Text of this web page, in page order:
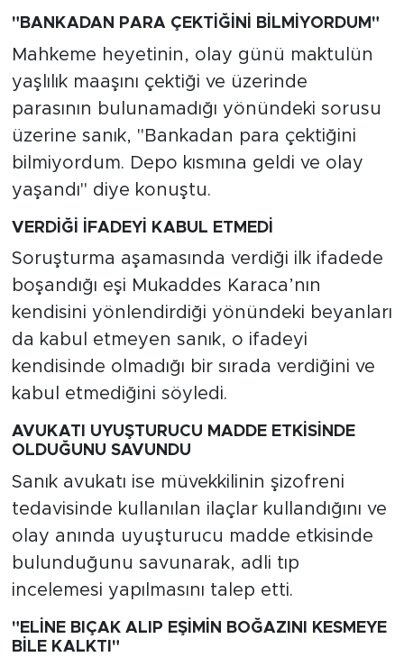
"BANKADAN PARA ÇEKTİĞİNİ BİLMİYORDUM"
Mahkeme heyetinin, olay günü maktulün
yaşlılık maaşını çektiği ve üzerinde
parasının bulunamadığı yönündeki sorusu
üzerine sanık, "Bankadan para çektiğini
bilmiyordum. Depo kısmına geldi ve olay
yaşandı" diye konuştu.
VERDİĞİ İFADEYİ KABUL ETMEDİ
Soruşturma aşamasında verdiği ilk ifadede
boşandığı eşi Mukaddes Karaca’nın
kendisini yönlendirdiği yönündeki beyanları
da kabul etmeyen sanık, o ifadeyi
kendisinde olmadığı bir sırada verdiğini ve
kabul etmediğini söyledi.
AVUKATI UYUŞTURUCU MADDE ETKİSİNDE
OLDUĞUNU SAVUNDU
Sanık avukatı ise müvekkilinin şizofreni
tedavisinde kullanılan ilaçlar kullandığını ve
olay anında uyuşturucu madde etkisinde
bulunduğunu savunarak, adli tıp
incelemesi yapılmasını talep etti.
"ELİNE BIÇAK ALIP EŞİMİN BOĞAZINI KESMEYE
BİLE KALKTI"